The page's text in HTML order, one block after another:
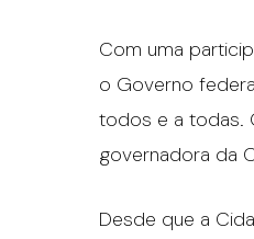
Com uma
o Governo
todos e a todas.
governadora da
Desde que a